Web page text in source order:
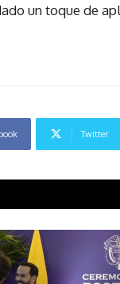
un toque de
Twitter